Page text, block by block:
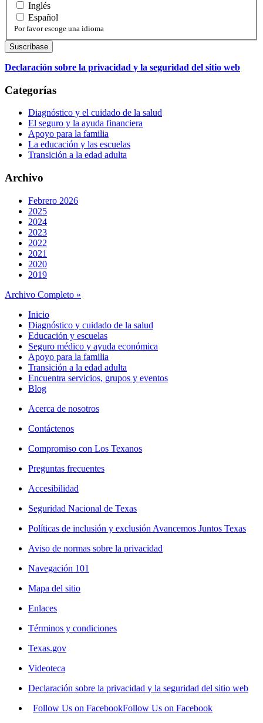
Inglés
Español
Por favor escoge una idioma
Declaración sobre la privacidad y la seguridad del sitio web
Categorías
Diagnóstico y el cuidado de la salud
El seguro y la ayuda financiera
Apoyo para la familia
La educación y las escuelas
Transición a la edad adulta
Archivo
Febrero 2026
2025
2024
2023
2022
2021
2020
2019
Archivo Completo »
Inicio
Diagnóstico y cuidado de la salud
Educación y escuelas
Seguro médico y ayuda económica
Apoyo para la familia
Transición a la edad adulta
Encuentra servicios, grupos y eventos
Blog
Acerca de nosotros
Contáctenos
Compromiso con Los Texanos
Preguntas frecuentes
Accesibilidad
Seguridad Nacional de Texas
Políticas de inclusión y exclusión Avancemos Juntos Texas
Aviso de normas sobre la privacidad
Navegación 101
Mapa del sitio
Enlaces
Términos y condiciones
Texas.gov
Videoteca
Declaración sobre la privacidad y la seguridad del sitio web
Follow Us on FacebookFollow Us on Facebook